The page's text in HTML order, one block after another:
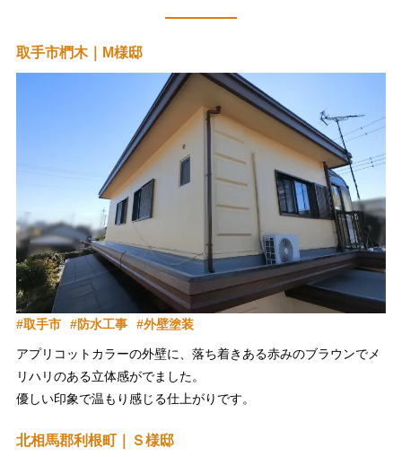
取手市椚木｜M様邸
取手市 防水工事 外壁塗装
アプリコットカラーの外壁に、落ち着きある赤みのブラウンでメ
リハリのある立体感がでました。
優しい印象で温もり感じる仕上がりです。
きの点等ございましたら何なりとお申し付け下さい！
北相馬郡利根町｜Ｓ様邸